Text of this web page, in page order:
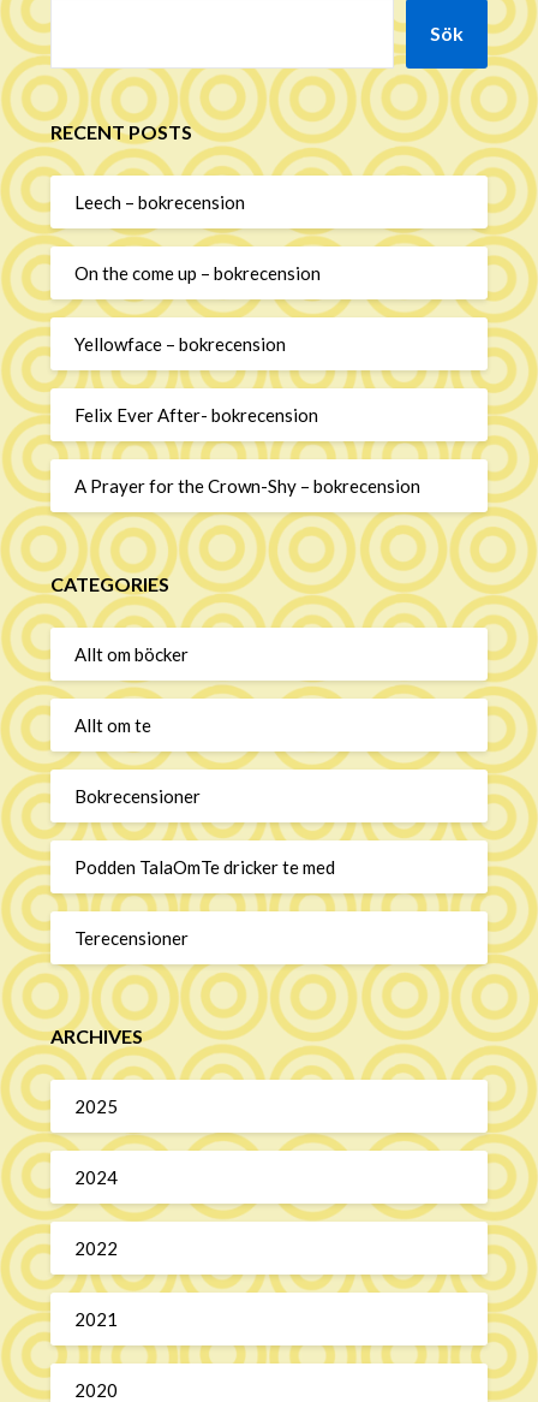
Sök
RECENT POSTS
Leech – bokrecension
On the come up – bokrecension
Yellowface – bokrecension
Felix Ever After- bokrecension
A Prayer for the Crown-Shy – bokrecension
CATEGORIES
Allt om böcker
Allt om te
Bokrecensioner
Podden TalaOmTe dricker te med
Terecensioner
ARCHIVES
2025
2024
2022
2021
2020